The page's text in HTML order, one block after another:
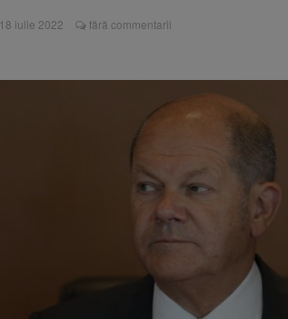
Înalta Curte analizează
procesul
Strategia națională
18 iulie 2022 fără commentarii